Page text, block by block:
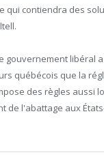
qui contiendra des
gouvernement
québécois que la
des règles
de l'abattage aux